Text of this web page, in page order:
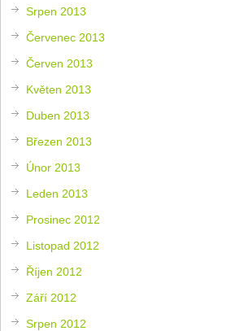
Srpen 2013
Červenec 2013
Červen 2013
Květen 2013
Duben 2013
Březen 2013
Únor 2013
Leden 2013
Prosinec 2012
Listopad 2012
Říjen 2012
Září 2012
Srpen 2012